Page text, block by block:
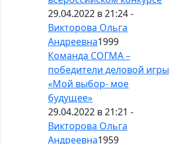
29.04.2022 в 21:24 -
Викторова Ольга
Андреевна1999
Команда СОГМА –
победители деловой игры
«Мой выбор- мое
будущее»
29.04.2022 в 21:21 -
Викторова Ольга
Андреевна1959